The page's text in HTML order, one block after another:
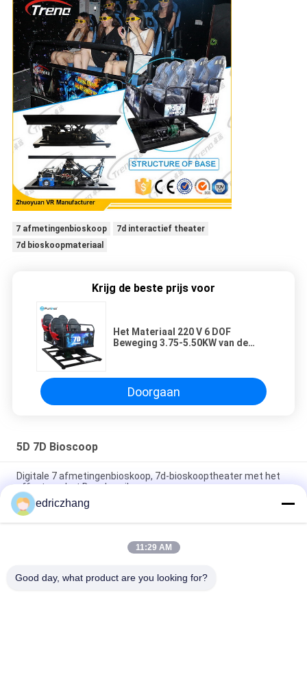
7 afmetingenbioskoop
7d interactief theater
7d bioskoopmateriaal
Krijg de beste prijs voor
Het Materiaal 220 V 6 DOF
Beweging 3.75-5.50KW van de
Doorgaan
5D 7D Bioscoop
Digitale 7 afmetingenbioskoop, 7d-bioskooptheater met het
effect van het Beenbereik
6 DOF het Vermaak7d Bioscoop van het Themapark met het
Schermbeeldschermsysteem
Het verbazen Schietend Spel7d Bioscoop 6/8 Zetels met 5,1
edriczhang
11:29 AM
Good day, what product are you looking for?